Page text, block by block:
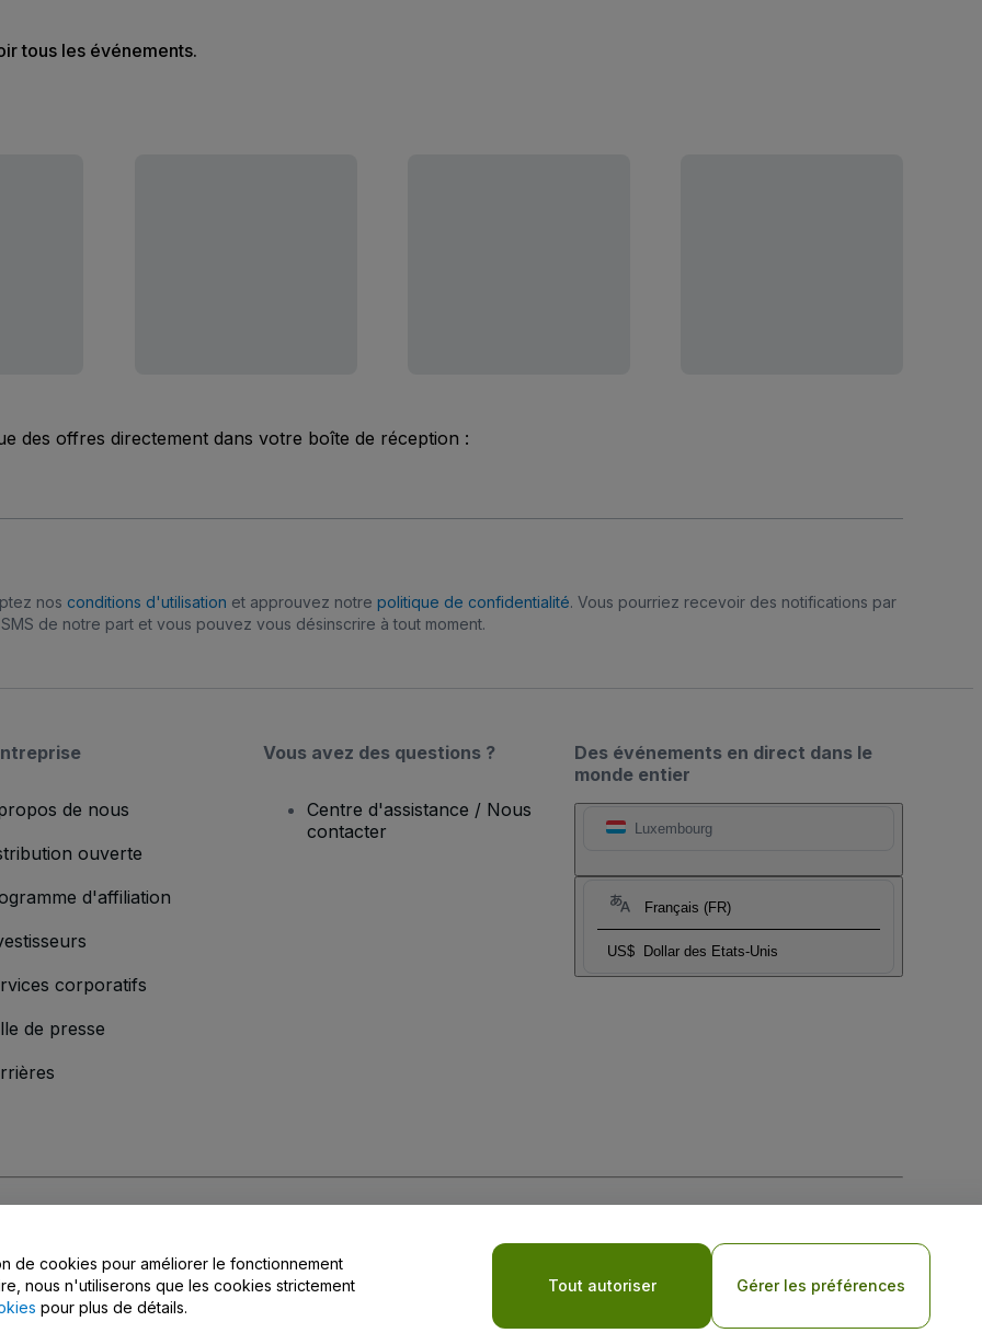
tous les événements.
des offres directement dans votre boîte de réception :
nos conditions d'utilisation et approuvez notre politique de confidentialité. Vous pourriez recevoir des notifications par
SMS de notre part et vous pouvez vous désinscrire à tout moment.
Des événements en direct dans le
monde entier
Luxembourg
Français (FR)
US$ Dollar des Etats-Unis
de nous
ouverte
d'affiliation
corporatifs
de presse
Vous avez des questions ?
Centre d'assistance / Nous
contacter
Politique de confidentialité pour les appareils mobiles
de confidentialité
de cookies pour améliorer le fonctionnement
nous n'utiliserons que les cookies strictement
pour plus de détails.
Tout autoriser Gérer les préférences